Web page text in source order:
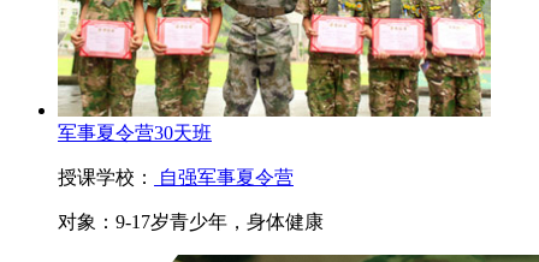
军事夏令营30天班
授课学校： 自强军事夏令营
对象： 9-17岁青少年，身体健康